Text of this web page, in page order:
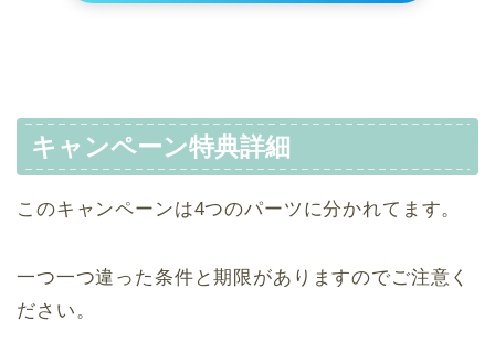
キャンペーン特典詳細
このキャンペーンは4つのパーツに分かれてます。
一つ一つ違った条件と期限がありますのでご注意く
ださい。